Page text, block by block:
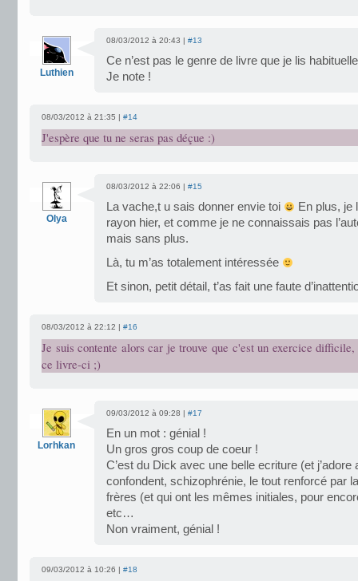
Luthien
08/03/2012 à 20:43 | #13
Ce n’est pas le genre de livre que je lis
Je note !
08/03/2012 à 21:35 | #14
J'espère que tu ne seras pas déçue :)
Olya
08/03/2012 à 22:06 | #15
La vache,t u sais donner envie toi
En plus, je
rayon hier, et comme je ne connaissais pas
mais sans plus.
Là, tu m’as totalement intéressée
Et sinon, petit détail, t’as fait une faute
08/03/2012 à 22:12 | #16
Je suis contente alors car je trouve que c'est un exercice
ce livre-ci ;)
Lorhkan
09/03/2012 à 09:28 | #17
En un mot : génial !
Un gros gros coup de coeur !
C’est du Dick avec une belle ecriture (et
confondent, schizophrénie, le tout renforcé par
frères (et qui ont les mêmes initiales, pour
etc…
Non vraiment, génial !
09/03/2012 à 10:26 | #18